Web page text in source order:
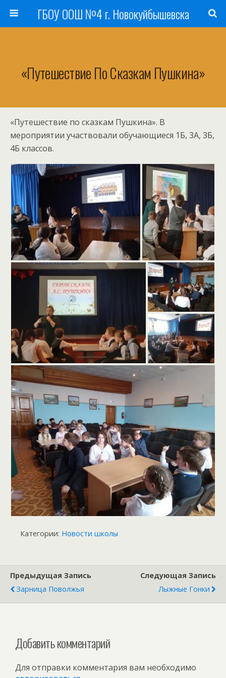
ГБОУ ООШ №4 г. Новокуйбышевска
«Путешествие По Сказкам Пушкина»
«Путешествие по сказкам Пушкина». В
мероприятии участвовали обучающиеся 1Б, 3А, 3Б,
4Б классов.
Категории: Новости школы
Предыдущая Запись
Зарница Поволжья
Следующая Запись
Лыжные Гонки
Добавить комментарий
Для отправки комментария вам необходимо